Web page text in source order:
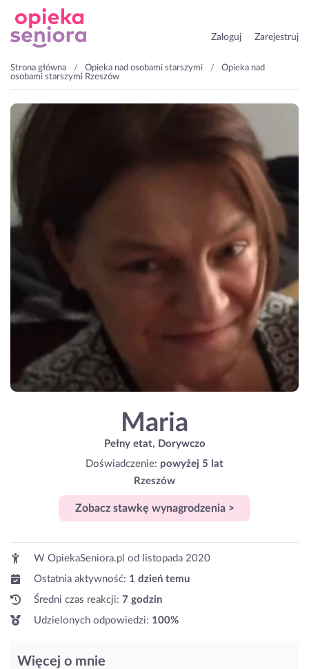
Zaloguj Zarejestruj
Strona główna Opieka nad osobami starszymi
Opieka nad
osobami starszymi Rzeszów
Maria
Pełny etat, Dorywczo
Doświadczenie: powyżej 5 lat
Rzeszów
Zobacz stawkę wynagrodzenia >
W OpiekaSeniora.pl od
listopada 2020
Ostatnia aktywność: 1 dzień temu
Średni czas reakcji: 7 godzin
Udzielonych odpowiedzi: 100%
Więcej o mnie